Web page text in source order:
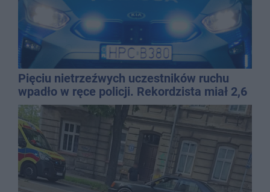
Pięciu nietrzeźwych uczestników ruchu
wpadło w ręce policji. Rekordzista miał 2,6
promila